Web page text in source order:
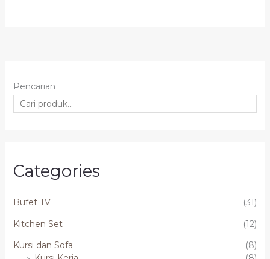
Pencarian
Categories
Bufet TV
(31)
Kitchen Set
(12)
Kursi dan Sofa
(8)